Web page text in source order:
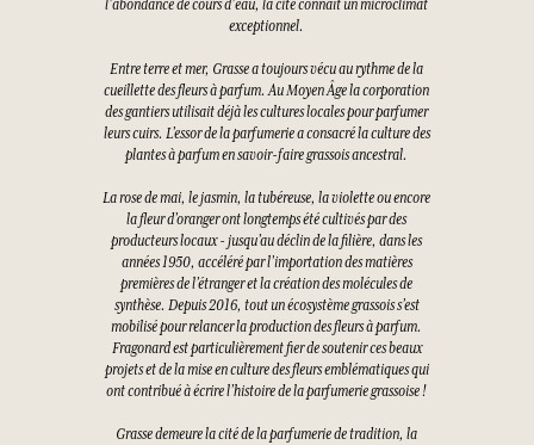
l'abondance de cours d'eau, la cité connaît un microclimat
exceptionnel.
Entre terre et mer, Grasse a toujours vécu au rythme de la
cueillette des fleurs à parfum. Au Moyen Âge la corporation
des gantiers utilisait déjà les cultures locales pour parfumer
leurs cuirs. L’essor de la parfumerie a consacré la culture des
plantes à parfum en savoir-faire grassois ancestral.
La rose de mai, le jasmin, la tubéreuse, la violette ou encore
la fleur d’oranger ont longtemps été cultivés par des
producteurs locaux - jusqu’au déclin de la filière, dans les
années 1950, accéléré par l’importation des matières
premières de l’étranger et la création des molécules de
synthèse. Depuis 2016, tout un écosystème grassois s’est
mobilisé pour relancer la production des fleurs à parfum.
Fragonard est particulièrement fier de soutenir ces beaux
projets et de la mise en culture des fleurs emblématiques qui
ont contribué à écrire l’histoire de la parfumerie grassoise !
Grasse demeure la cité de la parfumerie de tradition, la